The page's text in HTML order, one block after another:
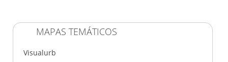
MAPAS TEMÁTICOS
Visualurb